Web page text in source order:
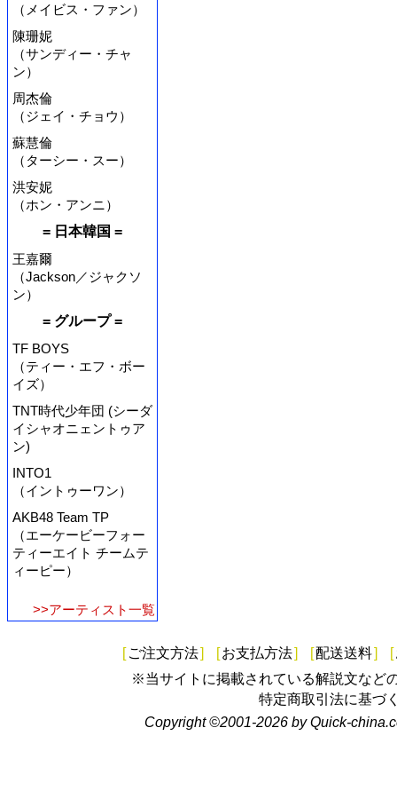
（メイビス・ファン）
陳珊妮
（サンディー・チャ
ン）
周杰倫
（ジェイ・チョウ）
蘇慧倫
（ターシー・スー）
洪安妮
（ホン・アンニ）
= 日本韓国 =
王嘉爾
（Jackson／ジャクソ
ン）
= グループ =
TF BOYS
（ティー・エフ・ボー
イズ）
TNT時代少年団 (シーダ
イシャオニェントゥア
ン)
INTO1
（イントゥーワン）
AKB48 Team TP
（エーケービーフォー
ティーエイト チームテ
ィーピー）
>>アーティスト一覧
[ ご注文方法] [お支払方法] [配送送料] [
※当サイトに掲載されている解説文など
特定商取引法に基づ
Copyright ©2001-2026 by Quick-